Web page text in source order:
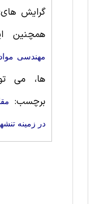
گرایش های:
همچنین
مهندسی
ها، می
برچسب:
در زمینه